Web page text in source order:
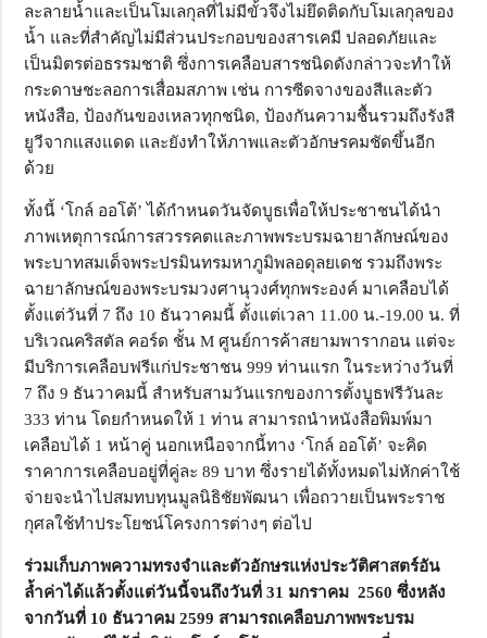
ละลายน้ำและเป็นโมเลกุลที่ไม่มีขั้วจึงไม่ยึดติดกับโมเลกุลของ
น้ำ และที่สำคัญไม่มีส่วนประกอบของสารเคมี ปลอดภัยและ
เป็นมิตรต่อธรรมชาติ ซึ่งการเคลือบสารชนิดดังกล่าวจะทำให้
กระดาษชะลอการเสื่อมสภาพ เช่น การซีดจางของสีและตัว
หนังสือ, ป้องกันของเหลวทุกชนิด, ป้องกันความชื้นรวมถึงรังสี
ยูวีจากแสงแดด และยังทำให้ภาพและตัวอักษรคมชัดขึ้นอีก
ด้วย
ทั้งนี้ ‘โกล์ ออโต้’ ได้กำหนดวันจัดบูธเพื่อให้ประชาชนได้นำ
ภาพเหตุการณ์การสวรรคตและภาพพระบรมฉายาลักษณ์ของ
พระบาทสมเด็จพระปรมินทรมหาภูมิพลอดุลยเดช รวมถึงพระ
ฉายาลักษณ์ของพระบรมวงศานุวงศ์ทุกพระองค์ มาเคลือบได้
ตั้งแต่วันที่ 7 ถึง 10 ธันวาคมนี้ ตั้งแต่เวลา 11.00 น.-19.00 น. ที่
บริเวณคริสตัล คอร์ด ชั้น M ศูนย์การค้าสยามพารากอน แต่จะ
มีบริการเคลือบฟรีแก่ประชาชน 999 ท่านแรก ในระหว่างวันที่
7 ถึง 9 ธันวาคมนี้ สำหรับสามวันแรกของการตั้งบูธฟรีวันละ
333 ท่าน โดยกำหนดให้ 1 ท่าน สามารถนำหนังสือพิมพ์มา
เคลือบได้ 1 หน้าคู่ นอกเหนือจากนี้ทาง ‘โกล์ ออโต้’ จะคิด
ราคาการเคลือบอยู่ที่คู่ละ 89 บาท ซึ่งรายได้ทั้งหมดไม่หักค่าใช้
จ่ายจะนำไปสมทบทุนมูลนิธิชัยพัฒนา เพื่อถวายเป็นพระราช
กุศลใช้ทำประโยชน์โครงการต่างๆ ต่อไป
ร่วมเก็บภาพความทรงจำและตัวอักษรแห่งประวัติศาสตร์อัน
ล้ำค่าได้แล้วตั้งแต่วันนี้จนถึงวันที่ 31 มกราคม 2560 ซึ่งหลัง
จากวันที่ 10 ธันวาคม 2599 สามารถเคลือบภาพพระบรม